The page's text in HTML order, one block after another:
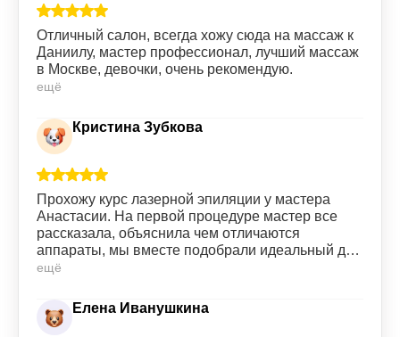
Отличный салон, всегда хожу сюда на массаж к
Даниилу, мастер профессионал, лучший массаж
в Москве, девочки, очень рекомендую.
ещё
Кристина Зубкова
Прохожу курс лазерной эпиляции у мастера
Анастасии. На первой процедуре мастер все
рассказала, объяснила чем отличаются
аппараты, мы вместе подобрали идеальный для
меня вариант. Сами процедуры проходят без
быстро. Девушки на ресепшене всегда
приветливы. Всем советую данную клинику.
ещё
Елена Иванушкина